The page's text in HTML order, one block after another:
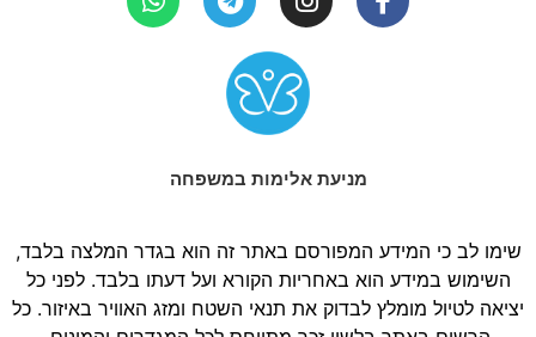
מניעת אלימות במשפחה
שימו לב כי המידע המפורסם באתר זה הוא בגדר המלצה בלבד,
השימוש במידע הוא באחריות הקורא ועל דעתו בלבד. לפני כל
יציאה לטיול מומלץ לבדוק את תנאי השטח ומזג האוויר באיזור. כל